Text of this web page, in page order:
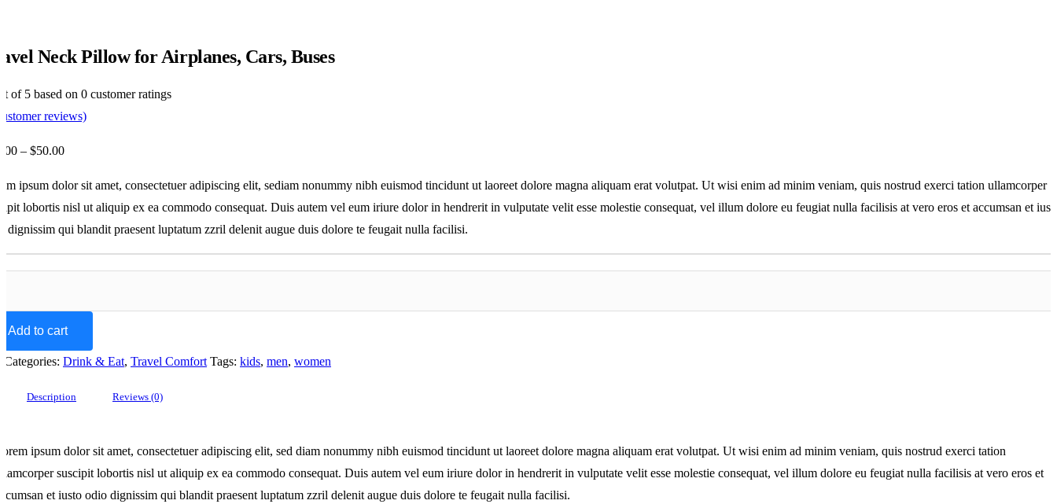
Neck Pillow for Airplanes, Cars, Buses
of 5 based on 0 customer ratings
reviews)
– $50.00
ipsum dolor sit amet, consectetuer adipiscing elit, sediam nonummy nibh euismod tincidunt ut laoreet dolore magna aliquam erat volutpat. Ut wisi enim ad minim veniam, quis nostrud exerci tation ullamcorper
lobortis nisl ut aliquip ex ea commodo consequat. Duis autem vel eum iriure dolor in hendrerit in vulputate velit esse molestie consequat, vel illum dolore eu feugiat nulla facilisis at vero eros et accumsan et
dignissim qui blandit praesent luptatum zzril delenit augue duis dolore te feugait nulla facilisi.
Add to cart
Categories: Drink & Eat, Travel Comfort Tags: kids, men, women
Description Reviews (0)
ipsum dolor sit amet, consectetuer adipiscing elit, sed diam nonummy nibh euismod tincidunt ut laoreet dolore magna aliquam erat volutpat. Ut wisi enim ad minim veniam, quis nostrud exerci tation
suscipit lobortis nisl ut aliquip ex ea commodo consequat. Duis autem vel eum iriure dolor in hendrerit in vulputate velit esse molestie consequat, vel illum dolore eu feugiat nulla facilisis at vero eros et
et iusto odio dignissim qui blandit praesent luptatum zzril delenit augue duis dolore te feugait nulla facilisi.